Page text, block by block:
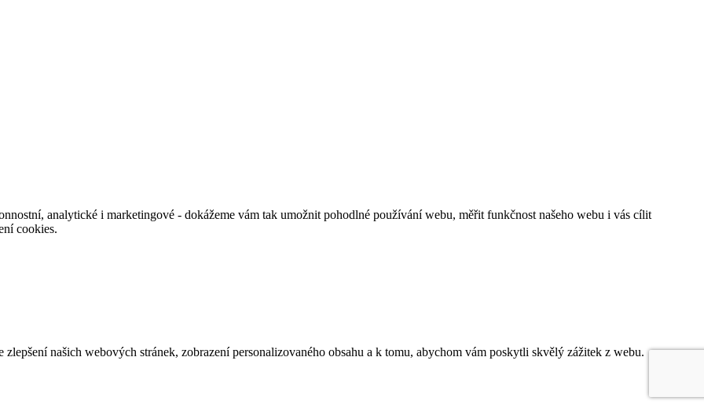
analytické i marketingové - dokážeme vám tak umožnit pohodlné používání webu, měřit funkčnost našeho webu i vás cílit
cookies.
našich webových stránek, zobrazení personalizovaného obsahu a k tomu, abychom vám poskytli skvělý zážitek z webu.